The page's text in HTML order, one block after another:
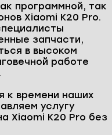
программной, так
Xiaomi K20 Pro.
запчасти,
в высоком
работе
к времени наших
услугу
Xiaomi K20 Pro без